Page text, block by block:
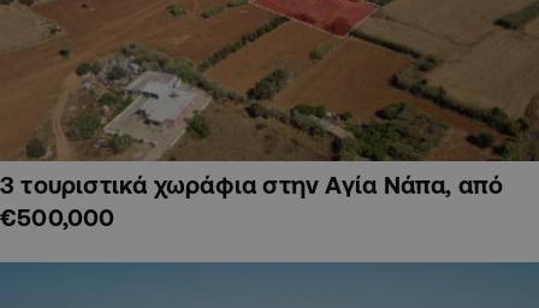
3 τουριστικά χωράφια στην Αγία Νάπα, από
€500,000